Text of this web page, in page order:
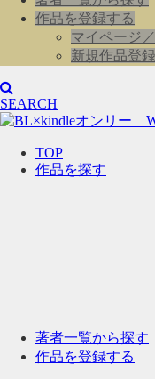
作品を登録する
マイページ
新規作品登
SEARCH
TOP
作品を探す
著者一覧から探す
作品を登録する